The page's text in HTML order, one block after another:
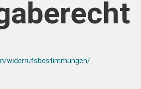
widerrufsbestimmungen/